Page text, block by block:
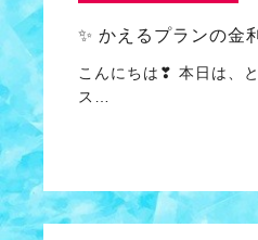
✨ かえるプランの金
こんにちは❣ 本日は、
ス…